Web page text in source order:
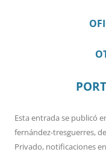
Esta entrada se publicó
fernández-tresguerres,
Privado, notificacionesen